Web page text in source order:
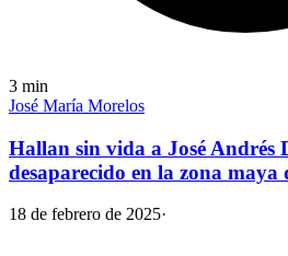
3 min
José María Morelos
Hallan sin vida a José Andrés
desaparecido en la zona
18 de febrero de 2025·